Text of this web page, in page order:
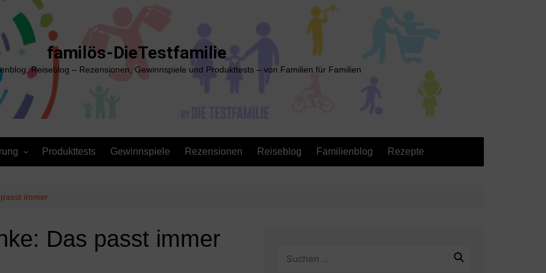
familös-DieTestfamilie
Reiseblog – Rezensionen, Gewinnspiele und Produkttests – von Familien für Familien
Produkttests Gewinnspiele Rezensionen Reiseblog Familienblog Rezepte
immer
Das passt immer